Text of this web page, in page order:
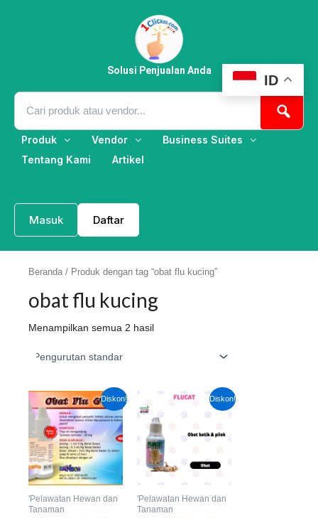
Solusi Penjualan Anda
Produk Vendor
Business Suites
Tentang Kami
Artikel
Masuk Daftar
Beranda / Produk dengan tag “obat flu kucing”
obat flu kucing
Menampilkan semua 2 hasil
Diskon!
'Pelawatan Hewan dan
Tanaman
Harga
aslinya
adalah:
Rp24.000.
Harga
saat
ini
adalah:
Rp0.
Diskon!
'Pelawatan Hewan dan
Tanaman
Harga
adalah:
Rp13.400.
Harga
saat
ini
adalah:
Rp0.
ID